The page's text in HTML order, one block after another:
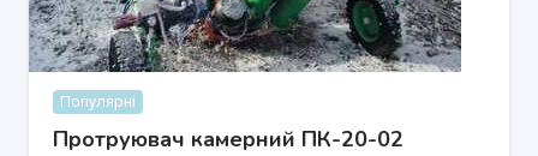
Популярні
Протруювач камерний ПК-20-02